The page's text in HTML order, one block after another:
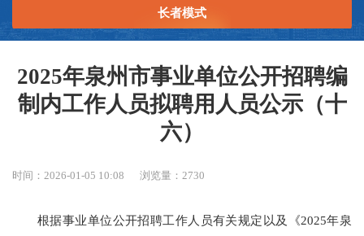
长者模式
2025年泉州市事业单位公开招聘编
制内工作人员拟聘用人员公示（十
六）
时间：2026-01-05 10:08 浏览量：2730
根据事业单位公开招聘工作人员有关规定以及《2025年泉